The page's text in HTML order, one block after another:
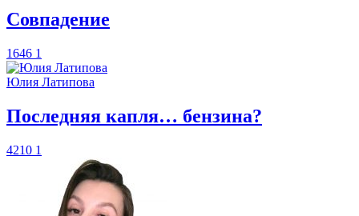
​Совпадение
1646 1
Юлия Латипова
​Последняя капля… бензина?
4210 1